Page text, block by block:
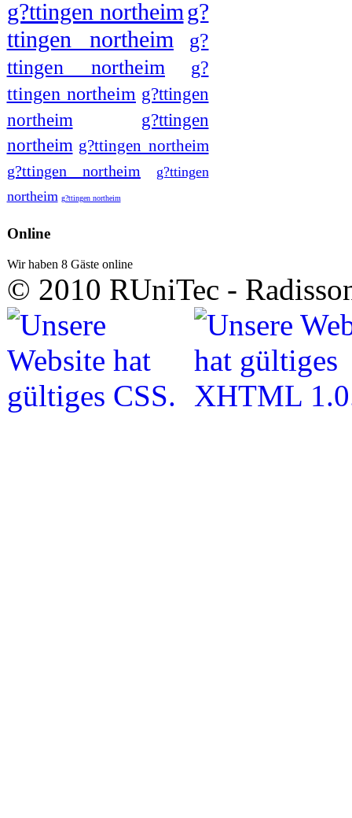
g?ttingen northeimg?
ttingen northeim
g?
ttingen northeim
g?
ttingen northeim g?ttingen
northeim
g?ttingen
northeim g?ttingen northeim
g?ttingen northeim
g?ttingen
northeim g?ttingen northeim
Online
Wir haben 8 Gäste online
© 2010 RUniTec -